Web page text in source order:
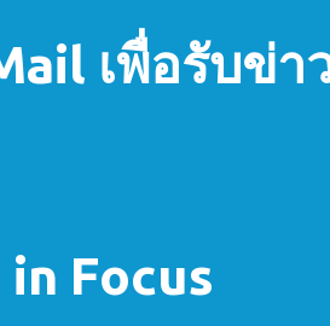
เพื่อรับข่า
Focus